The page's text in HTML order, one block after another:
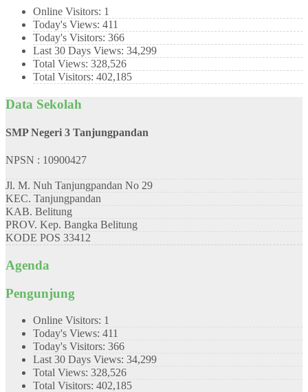
Online Visitors: 1
Today's Views: 411
Today's Visitors: 366
Last 30 Days Views: 34,299
Total Views: 328,526
Total Visitors: 402,185
Data Sekolah
SMP Negeri 3 Tanjungpandan
NPSN : 10900427
Jl. M. Nuh Tanjungpandan No 29
KEC. Tanjungpandan
KAB. Belitung
PROV. Kep. Bangka Belitung
KODE POS 33412
Agenda
Pengunjung
Online Visitors: 1
Today's Views: 411
Today's Visitors: 366
Last 30 Days Views: 34,299
Total Views: 328,526
Total Visitors: 402,185